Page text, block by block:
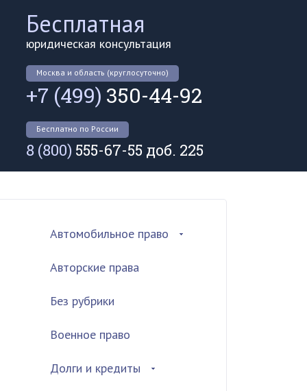
Бесплатная
юридическая консультация
Москва и область (круглосуточно)
+7 (499) 350-44-92
Бесплатно по России
8 (800) 555-67-55 доб. 225
Автомобильное право
Авторские права
Без рубрики
Военное право
Долги и кредиты